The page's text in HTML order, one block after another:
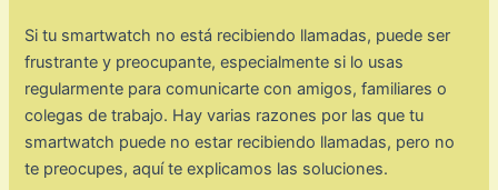
Si tu smartwatch no está recibiendo llamadas, puede ser
frustrante y preocupante, especialmente si lo usas
regularmente para comunicarte con amigos, familiares o
colegas de trabajo. Hay varias razones por las que tu
smartwatch puede no estar recibiendo llamadas, pero no
te preocupes, aquí te explicamos las soluciones.